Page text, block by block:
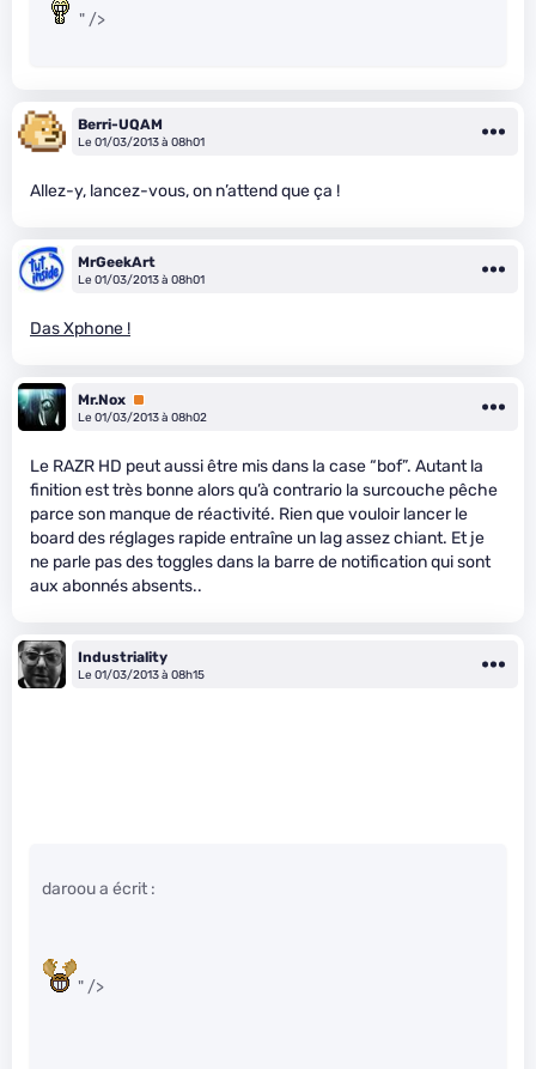
" />
Berri-UQAM
Le 01/03/2013 à 08h01
Allez-y, lancez-vous, on n’attend que ça !
MrGeekArt
Le 01/03/2013 à 08h01
Das Xphone !
Mr.Nox Premium
Le 01/03/2013 à 08h02
Le RAZR HD peut aussi être mis dans la case “bof”. Autant la
finition est très bonne alors qu’à contrario la surcouche pêche
parce son manque de réactivité. Rien que vouloir lancer le
board des réglages rapide entraîne un lag assez chiant. Et je
ne parle pas des toggles dans la barre de notification qui sont
aux abonnés absents..
Industriality
Le 01/03/2013 à 08h15
daroou a écrit :
" />